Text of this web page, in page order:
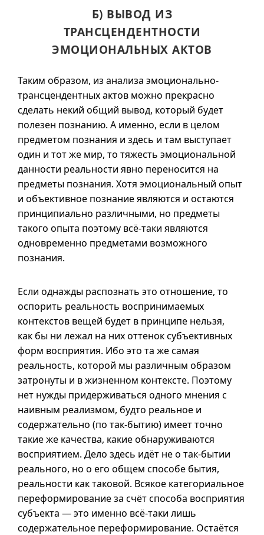
Б) ВЫВОД ИЗ
ТРАНСЦЕНДЕНТНОСТИ
ЭМОЦИОНАЛЬНЫХ АКТОВ
Таким образом, из анализа эмоционально-
трансцендентных актов можно прекрасно
сделать некий общий вывод, который будет
полезен познанию. А именно, если в целом
предметом познания и здесь и там выступает
один и тот же мир, то тяжесть эмоциональной
данности реальности явно переносится на
предметы познания. Хотя эмоциональный опыт
и объективное познание являются и остаются
принципиально различными, но предметы
такого опыта поэтому всё-таки являются
одновременно предметами возможного
познания.
Если однажды распознать это отношение, то
оспорить реальность воспринимаемых
контекстов вещей будет в принципе нельзя,
как бы ни лежал на них оттенок субъективных
форм восприятия. Ибо это та же самая
реальность, которой мы различным образом
затронуты и вжизненном контексте. Поэтому
нет нужды придерживаться одного мнения с
наивным реализмом, будто реальное и
содержательно (по так-бытию) имеет точно
такие же качества, какие обнаруживаются
восприятием. Дело здесь идёт не о так-бытии
реального, но о его общем способе бытия,
реальности как таковой. Всякое категориальное
переформирование за счёт способа восприятия
субъекта — это именно всё-таки лишь
содержательное переформирование. Остаётся